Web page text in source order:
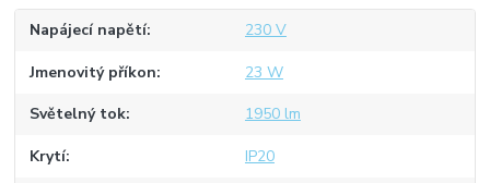
Napájecí napětí 230 V
Jmenovitý příkon 23 W
Světelný tok 1950 lm
Krytí IP20